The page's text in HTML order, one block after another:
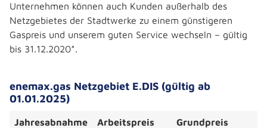
Unternehmen können auch Kunden außerhalb des
Netzgebietes der Stadtwerke zu einem günstigeren
Gaspreis und unserem guten Service wechseln – gültig
bis 31.12.2020*.
enemax.gas Netzgebiet E.DIS (gültig ab
01.01.2025)
Jahresabnahme Arbeitspreis Grundpreis